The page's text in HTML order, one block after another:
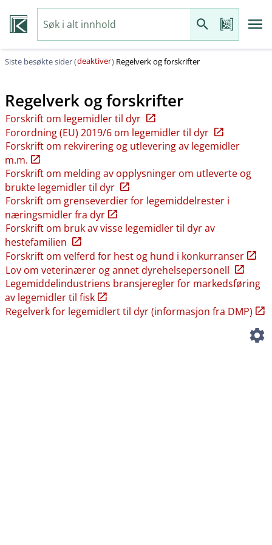
Siste besøkte sider (deaktiver) Regelverk og forskrifter
Regelverk og forskrifter
Forskrift om legemidler til dyr
Forordning (EU) 2019/6 om legemidler til dyr
Forskrift om rekvirering og utlevering av legemidler
m.m.
Forskrift om melding av opplysninger om utleverte og
brukte legemidler til dyr
Forskrift om grenseverdier for legemiddelrester i
næringsmidler fra dyr
Forskrift om bruk av visse legemidler til dyr av
hestefamilien
Forskrift om velferd for hest og hund i konkurranser
Lov om veterinærer og annet dyrehelsepersonell
Legemiddelindustriens bransjeregler for markedsføring
av legemidler til fisk
Regelverk for legemidlert til dyr (informasjon fra DMP)